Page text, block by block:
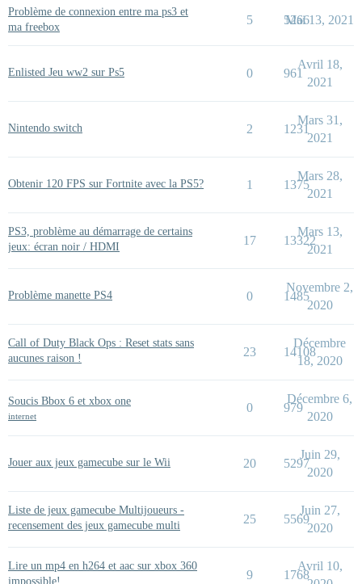
Problème de connexion entre ma ps3 et
ma freebox
5 5266
Mai 13, 2021
Enlisted Jeu ww2 sur Ps5 0 961
Avril 18,
2021
Nintendo switch 2 1231
Mars 31,
2021
Obtenir 120 FPS sur Fortnite avec la PS5? 1 1375
Mars 28,
2021
PS3, problème au démarrage de certains
jeux: écran noir / HDMI
17 13322
Mars 13,
2021
Problème manette PS4 0 1485
Novembre 2,
2020
Call of Duty Black Ops : Reset stats sans
aucunes raison !
23 14108
Décembre
18, 2020
Soucis Bbox 6 et xbox one
internet
0 979
Décembre 6,
2020
Jouer aux jeux gamecube sur le Wii 20 5297
Juin 29,
2020
Liste de jeux gamecube Multijoueurs -
recensement des jeux gamecube multi
25 5569
Juin 27,
2020
Lire un mp4 en h264 et aac sur xbox 360
impossible!
9 1768
Avril 10,